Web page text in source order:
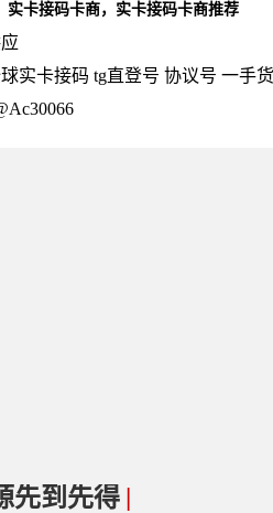
实卡接码卡商，实卡接码卡商推荐
实卡接码 tg直登号 协议号 一手
先到先得 |